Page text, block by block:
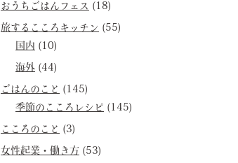
おうちごはんフェス (18)
旅するこころキッチン (55)
国内 (10)
海外 (44)
ごはんのこと (145)
季節のこころレシピ (145)
こころのこと (3)
女性起業・働き方 (53)